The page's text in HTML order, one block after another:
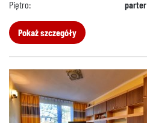
Piętro:
parter
Pokaż szczegóły